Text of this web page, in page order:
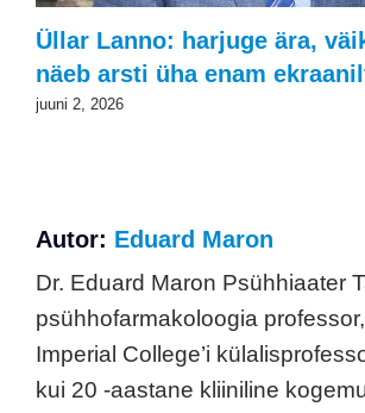
Üllar Lanno: harjuge ära,
näeb arsti üha enam
juuni 2, 2026
Autor: Eduard Maron
Dr. Eduard Maron Psühhiaater
psühhofarmakoloogia
Imperial College’i
kui 20 -aastane kliiniline